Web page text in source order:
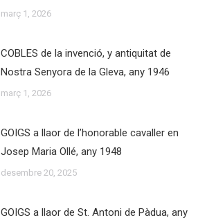
març 1, 2026
COBLES de la invenció, y antiquitat de
Nostra Senyora de la Gleva, any 1946
març 1, 2026
GOIGS a llaor de l’honorable cavaller en
Josep Maria Ollé, any 1948
desembre 20, 2025
GOIGS a llaor de St. Antoni de Pàdua, any